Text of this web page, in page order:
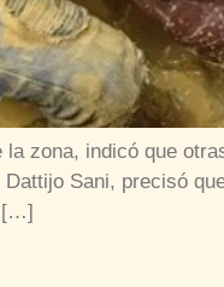
zona, indicó que
Sani, precisó
[…]